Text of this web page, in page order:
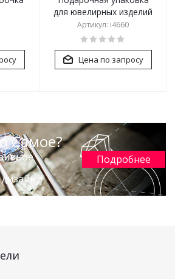
для ювелирных изделий
Артикул: i4660
Цена по запросу
Самое?
Подробнее